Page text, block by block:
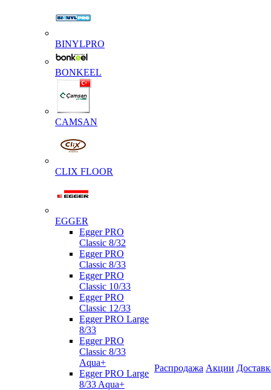
BINYLPRO
BONKEEL
CAMSAN
CLIX FLOOR
EGGER
Egger PRO
Classic 8/32
Egger PRO
Classic 8/33
Egger PRO
Classic 10/33
Egger PRO
Classic 12/33
Egger PRO Large
8/33
Egger PRO
Classic 8/33
Aqua+
Egger PRO Large
8/33 Aqua+
Распродажа Акции